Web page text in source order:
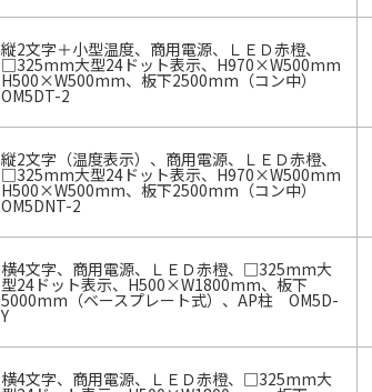
縦2文字＋小型温度、商用電源、ＬＥＤ赤橙、
□325mm大型24ドット表示、H970×W500mm
H500×W500mm、板下2500mm（コン中）
OM5DT-2
縦2文字（温度表示）、商用電源、ＬＥＤ赤橙、
□325mm大型24ドット表示、H970×W500mm
H500×W500mm、板下2500mm（コン中）
OM5DNT-2
横4文字、商用電源、ＬＥＤ赤橙、□325mm大
型24ドット表示、H500×W1800mm、板下
5000mm（ベースプレート式）、AP柱 OM5D-
Y
横4文字、商用電源、ＬＥＤ赤橙、□325mm大